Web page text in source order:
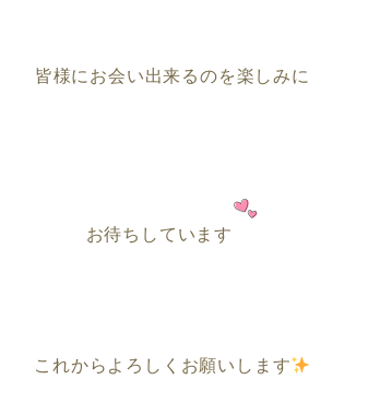
皆様にお会い出来るのを楽しみに
お待ちしています
これからよろしくお願いします